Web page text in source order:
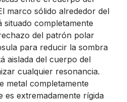
marco sólido alrededor del
situado completamente
del patrón polar
para reducir la sombra
aislada del cuerpo del
cualquier resonancia.
metal completamente
es extremadamente rígida